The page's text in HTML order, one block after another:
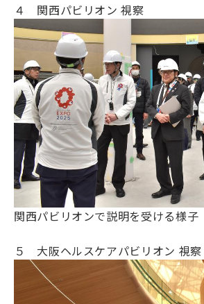
４ 関西パビリオン 視察
関西パビリオンで説明を受ける様子
５ 大阪ヘルスケアパビリオン 視察